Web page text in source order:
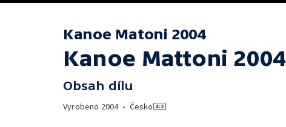
Kanoe Matoni 2004
Kanoe Mattoni 2004
Obsah dílu
Vyrobeno 2004• Česko